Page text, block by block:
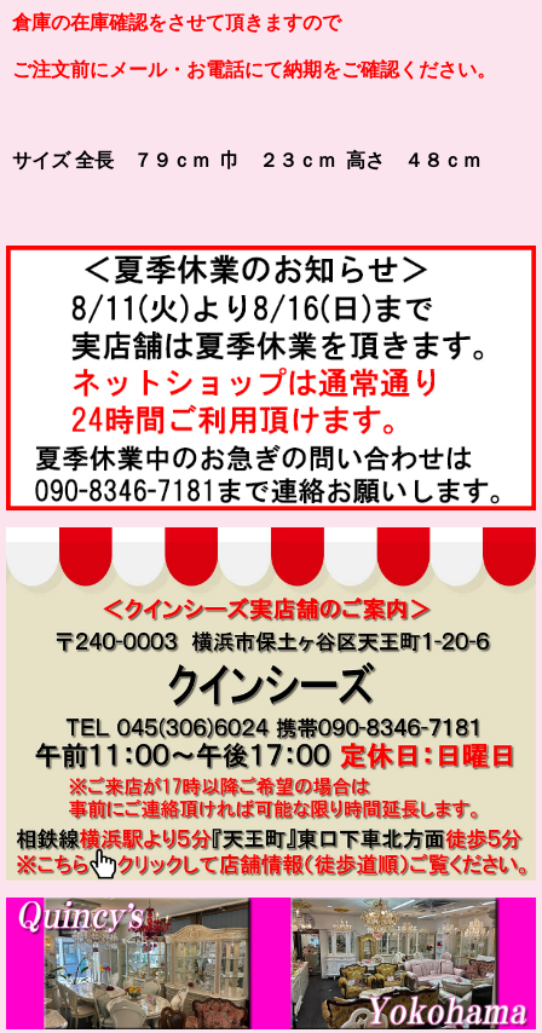
倉庫の在庫確認をさせて頂きますので
ご注文前にメール・お電話にて納期をご確認ください。
サイズ 全長 ７９ｃｍ 巾 ２３ｃｍ 高さ ４８ｃｍ